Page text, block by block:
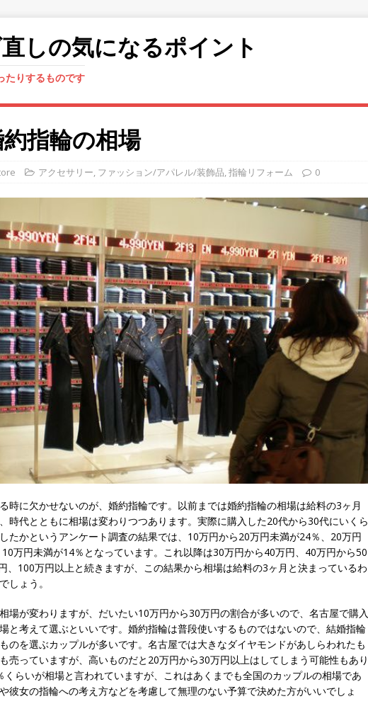
しの気になるポイント
たりするものです
指輪の相場
アクセサリー, ファッション/アパレル/装飾品,指輪リフォーム 0
時に欠かせないのが、婚約指輪です。 以前までは婚約指輪の相場は給料の3ヶ月
時代とともに相場は変わりつつあります。実際に購入した20代から30代にいくら
たかというアンケート調査の結果では、10万円から20万円未満が24％、20万円
万円未満が14％となっています。これ以降は30万円から40万円、40万円から50
、100万円以上と続きますが、この結果から相場は給料の3ヶ月と決まっているわ
しょう。
場が変わりますが、だいたい10万円から30万円の割合が多いので、名古屋で購入
と考えて選ぶといいです。婚約指輪は普段使いするものではないので、結婚指輪
のを選ぶカップルが多いです。名古屋では大きなダイヤモンドがあしらわれたも
売っていますが、高いものだと20万円から30万円以上はしてしまう可能性もあり
くらいが相場と言われていますが、これはあくまでも全国のカップルの相場であ
彼女の指輪への考え方などを考慮して無理のない予算で決めた方がいいでしょ